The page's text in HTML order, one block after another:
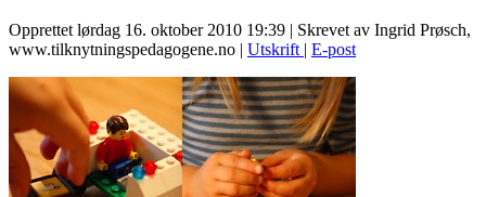
Opprettet lørdag 16. oktober 2010 19:39 | Skrevet av Ingrid Prøsch,
www.tilknytningspedagogene.no | Utskrift | E-post